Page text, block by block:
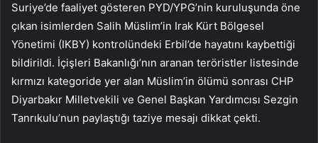
Suriye’de faaliyet gösteren PYD/YPG’nin kuruluşunda öne
çıkan isimlerden Salih Müslim’in Irak Kürt Bölgesel
Yönetimi (IKBY) kontrolündeki Erbil’de hayatını kaybettiği
bildirildi. İçişleri Bakanlığı’nın aranan teröristler listesinde
kırmızı kategoride yer alan Müslim’in ölümü sonrası CHP
Diyarbakır Milletvekili ve Genel Başkan Yardımcısı Sezgin
Tanrıkulu’nun paylaştığı taziye mesajı dikkat çekti.